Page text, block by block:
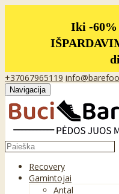
Iki -60%
+37067965119
Navigacija
Recovery
Gamintojai
Antal